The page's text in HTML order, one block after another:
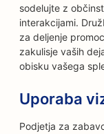
sodelujte z
interakcijami.
za deljenje
zakulisje vaših
obisku vašega
Uporaba
Podjetja za